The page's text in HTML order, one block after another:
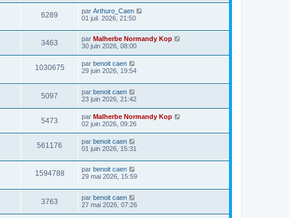
6289 par Arthuro_Caen
01 juil. 2026, 21:50
3463 par Malherbe Normandy Kop
30 juin 2026, 08:00
1030675 par benoit caen
29 juin 2026, 19:54
5097 par benoit caen
23 juin 2026, 21:42
5473 par Malherbe Normandy Kop
02 juin 2026, 09:26
561176 par benoit caen
01 juin 2026, 15:31
1594788 par benoit caen
29 mai 2026, 15:59
3763 par benoit caen
27 mai 2026, 07:26